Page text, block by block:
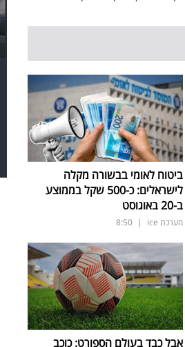
ביטוח לאומי בבשורה מקלה
לישראלים: כ-500 שקל בממוצע
ב-20 באוגוסט
מערכת ice |
8:50
אבל כבד בעולם הספורט: כוכב